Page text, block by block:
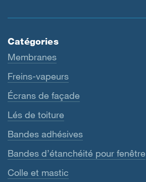
Catégories
Membranes
Freins-vapeurs
Écrans de façade
Lés de toiture
Bandes adhésives
Bandes d’étanchéité pour fenêtre
Colle et mastic